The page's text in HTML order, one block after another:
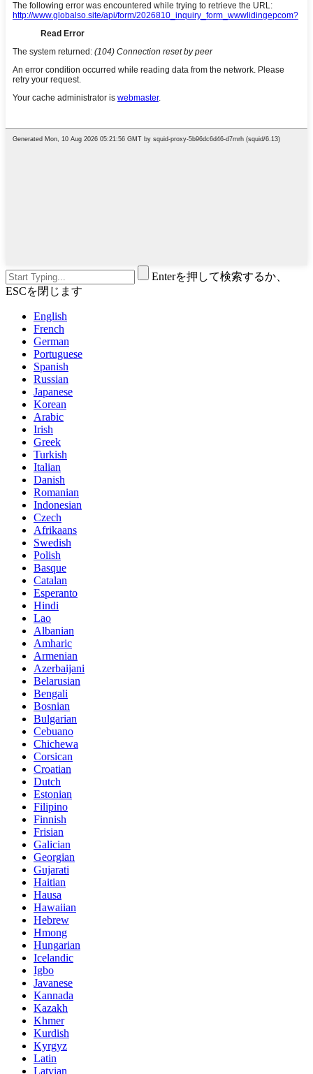
Enterを押して検索するか、
ESCを閉じます
English
French
German
Portuguese
Spanish
Russian
Japanese
Korean
Arabic
Irish
Greek
Turkish
Italian
Danish
Romanian
Indonesian
Czech
Afrikaans
Swedish
Polish
Basque
Catalan
Esperanto
Hindi
Lao
Albanian
Amharic
Armenian
Azerbaijani
Belarusian
Bengali
Bosnian
Bulgarian
Cebuano
Chichewa
Corsican
Croatian
Dutch
Estonian
Filipino
Finnish
Frisian
Galician
Georgian
Gujarati
Haitian
Hausa
Hawaiian
Hebrew
Hmong
Hungarian
Icelandic
Igbo
Javanese
Kannada
Kazakh
Khmer
Kurdish
Kyrgyz
Latin
Latvian